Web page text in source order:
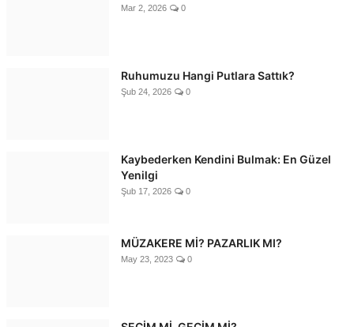
Mar 2, 2026 0
Ruhumuzu Hangi Putlara Sattık?
Şub 24, 2026 0
Kaybederken Kendini Bulmak: En Güzel
Yenilgi
Şub 17, 2026 0
MÜZAKERE Mİ? PAZARLIK MI?
May 23, 2023 0